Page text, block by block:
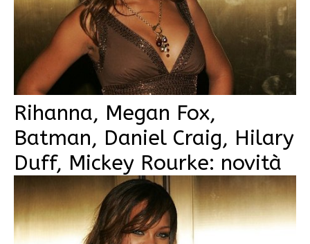
Rihanna, Megan Fox,
Batman, Daniel Craig, Hilary
Duff, Mickey Rourke: novità